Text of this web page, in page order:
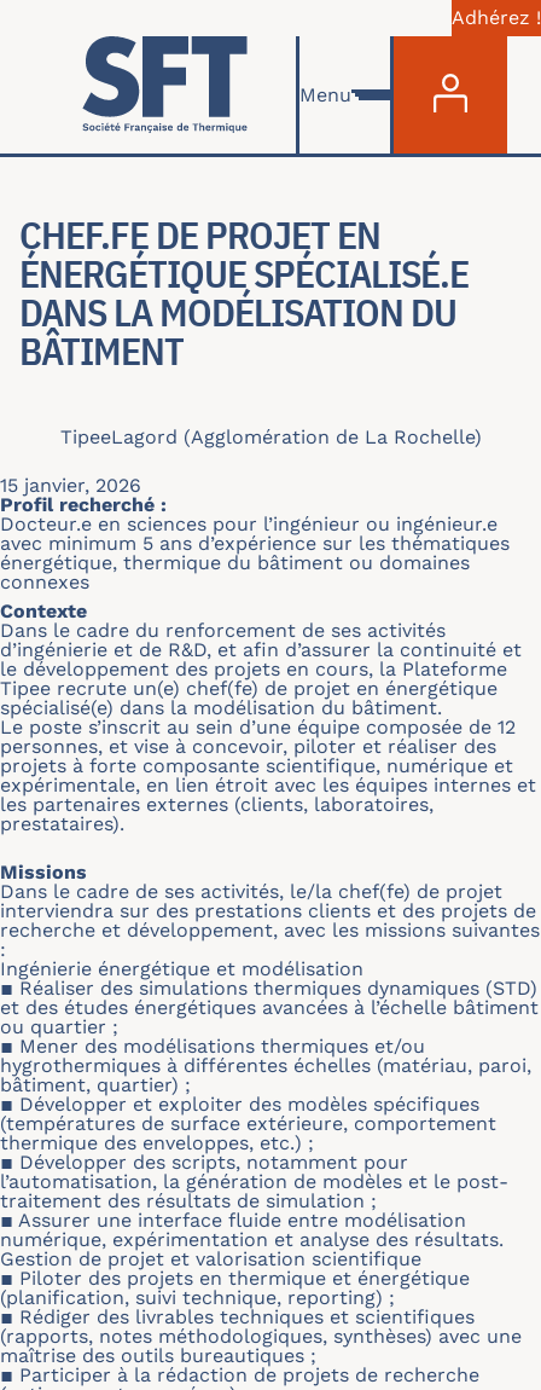
Aller au contenu principal
Adhérez !
Menu
CHEF.FE DE PROJET EN
ÉNERGÉTIQUE SPÉCIALISÉ.E
DANS LA MODÉLISATION DU
BÂTIMENT
TipeeLagord (Agglomération de La Rochelle)
15 janvier, 2026
Profil recherché :
Docteur.e en sciences pour l’ingénieur ou ingénieur.e
avec minimum 5 ans d’expérience sur les thématiques
énergétique, thermique du bâtiment ou domaines
connexes
Contexte
Dans le cadre du renforcement de ses activités
d’ingénierie et de R&D, et afin d’assurer la continuité et
le développement des projets en cours, la Plateforme
Tipee recrute un(e) chef(fe) de projet en énergétique
spécialisé(e) dans la modélisation du bâtiment.
Le poste s’inscrit au sein d’une équipe composée de 12
personnes, et vise à concevoir, piloter et réaliser des
projets à forte composante scientifique, numérique et
expérimentale, en lien étroit avec les équipes internes et
les partenaires externes (clients, laboratoires,
prestataires).
Missions
Dans le cadre de ses activités, le/la chef(fe) de projet
interviendra sur des prestations clients et des projets de
recherche et développement, avec les missions suivantes
:
Ingénierie énergétique et modélisation
▪ Réaliser des simulations thermiques dynamiques (STD)
et des études énergétiques avancées à l’échelle bâtiment
ou quartier ;
▪ Mener des modélisations thermiques et/ou
hygrothermiques à différentes échelles (matériau, paroi,
bâtiment, quartier) ;
▪ Développer et exploiter des modèles spécifiques
(températures de surface extérieure, comportement
thermique des enveloppes, etc.) ;
▪ Développer des scripts, notamment pour
l’automatisation, la génération de modèles et le post-
traitement des résultats de simulation ;
▪ Assurer une interface fluide entre modélisation
numérique, expérimentation et analyse des résultats.
Gestion de projet et valorisation scientifique
▪ Piloter des projets en thermique et énergétique
(planification, suivi technique, reporting) ;
▪ Rédiger des livrables techniques et scientifiques
(rapports, notes méthodologiques, synthèses) avec une
maîtrise des outils bureautiques ;
▪ Participer à la rédaction de projets de recherche